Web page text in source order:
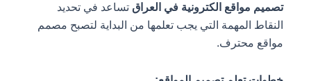
تصميم مواقع الكترونية في العراق تساعد في تحديد
النقاط المهمة التي يجب تعلمها من البداية لتصبح مصمم
مواقع محترف.